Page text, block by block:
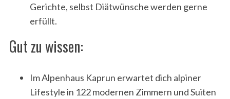
Gerichte, selbst Diätwünsche werden gerne
erfüllt.
Gut zu wissen:
Im Alpenhaus Kaprun erwartet dich alpiner
Lifestyle in 122 modernen Zimmern und Suiten
S
e